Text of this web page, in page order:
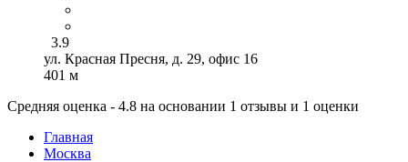
3.9
ул. Красная Пресня, д. 29, офис 16
401 м
Средняя оценка - 4.8 на основании 1 отзывы и 1 оценки
Главная
Москва